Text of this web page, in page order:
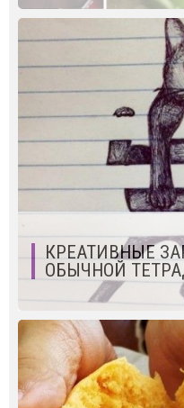
КРЕАТИВНЫЕ
ОБЫЧНОЙ